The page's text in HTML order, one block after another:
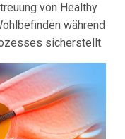
von Healthy
während
sicherstellt.